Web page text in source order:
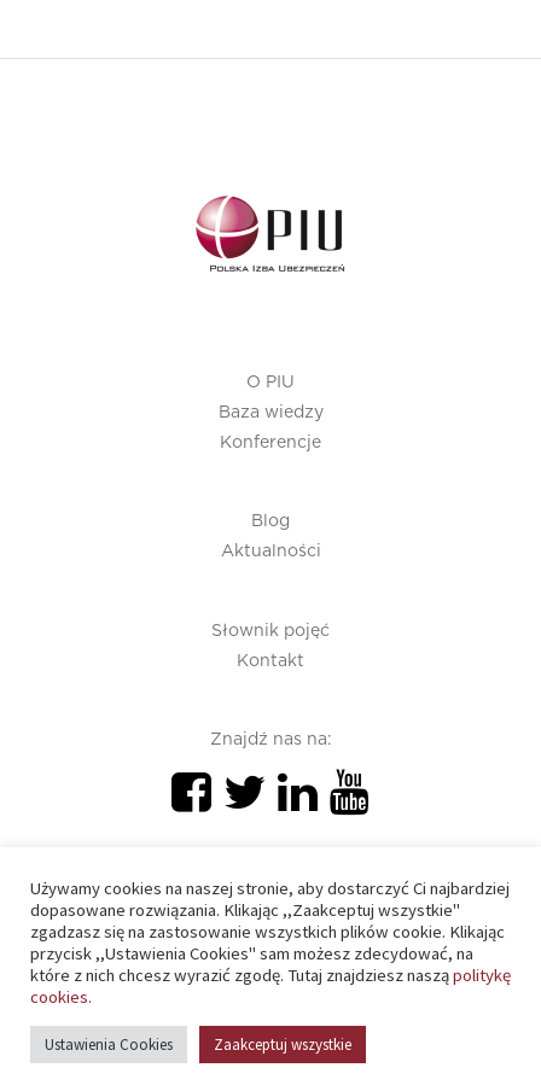
O PIU
Baza wiedzy
Konferencje
Blog
Aktualności
Słownik pojęć
Kontakt
Znajdź nas na:
PIU 2020 © All right reserved
Polityka cookies
Używamy cookies na naszej stronie, aby dostarczyć Ci najbardziej
dopasowane rozwiązania. Klikając ,,Zaakceptuj wszystkie"
zgadzasz się na zastosowanie wszystkich plików cookie. Klikając
przycisk ,,Ustawienia Cookies" sam możesz zdecydować, na
które z nich chcesz wyrazić zgodę. Tutaj znajdziesz nasząpolitykę
cookies.
Ustawienia Cookies Zaakceptuj wszystkie